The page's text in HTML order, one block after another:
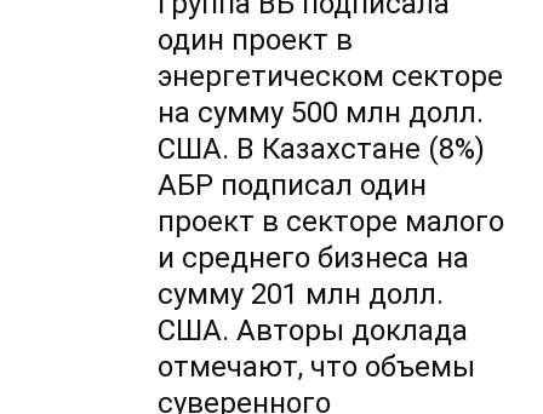
один проект в
энергетическом секторе
на сумму 500 млн долл.
США. В Казахстане (8%)
АБР подписал один
проект в секторе малого
и среднего бизнеса на
сумму 201 млн долл.
США. Авторы доклада
отмечают, что объемы
суверенного